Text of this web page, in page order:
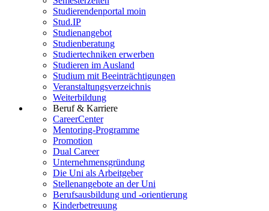
Studierendenportal moin
Stud.IP
Studienangebot
Studienberatung
Studiertechniken erwerben
Studieren im Ausland
Studium mit Beeinträchtigungen
Veranstaltungsverzeichnis
Weiterbildung
Beruf & Karriere
CareerCenter
Mentoring-Programme
Promotion
Dual Career
Unternehmensgründung
Die Uni als Arbeitgeber
Stellenangebote an der Uni
Berufsausbildung und -orientierung
Kinderbetreuung